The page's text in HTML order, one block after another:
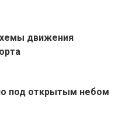
движения
под открытым небом